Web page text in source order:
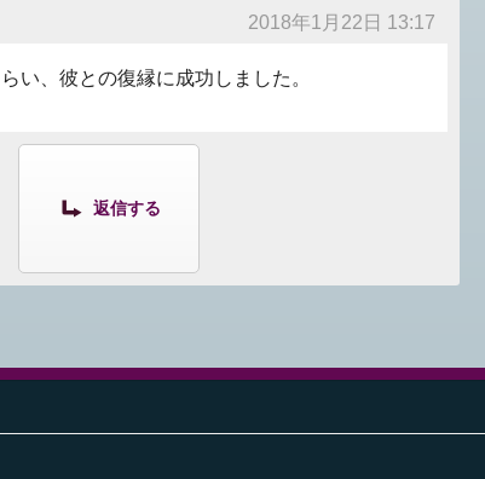
2018年1月22日 13:17
い、彼との復縁に成功しました。
返信する